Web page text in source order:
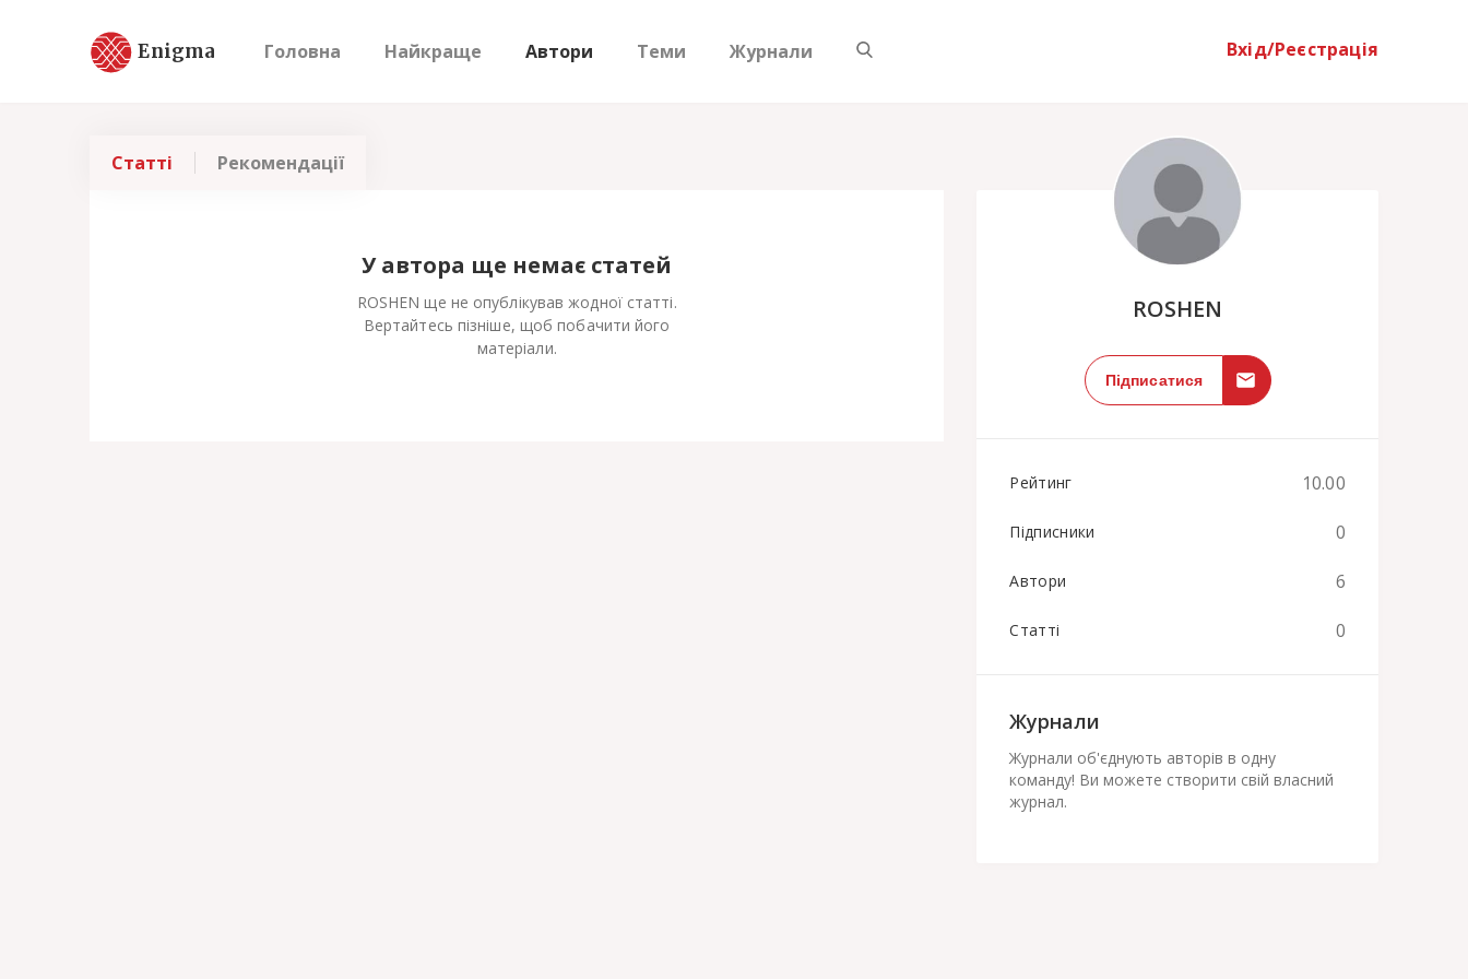
Enigma Головна Найкраще Автори Теми Журнали Вхід/Реєстрація
ROSHEN
Підписатися
Рейтинг 10.00
Підписники 0
Автори 6
Статті 0
Журнали
Журнали об'єднують авторів в одну
команду! Ви можете створити свій власний
журнал.
Статті Рекомендації
У автора ще немає статей
ROSHEN ще не опублікував жодної статті.
Вертайтесь пізніше, щоб побачити його
матеріали.